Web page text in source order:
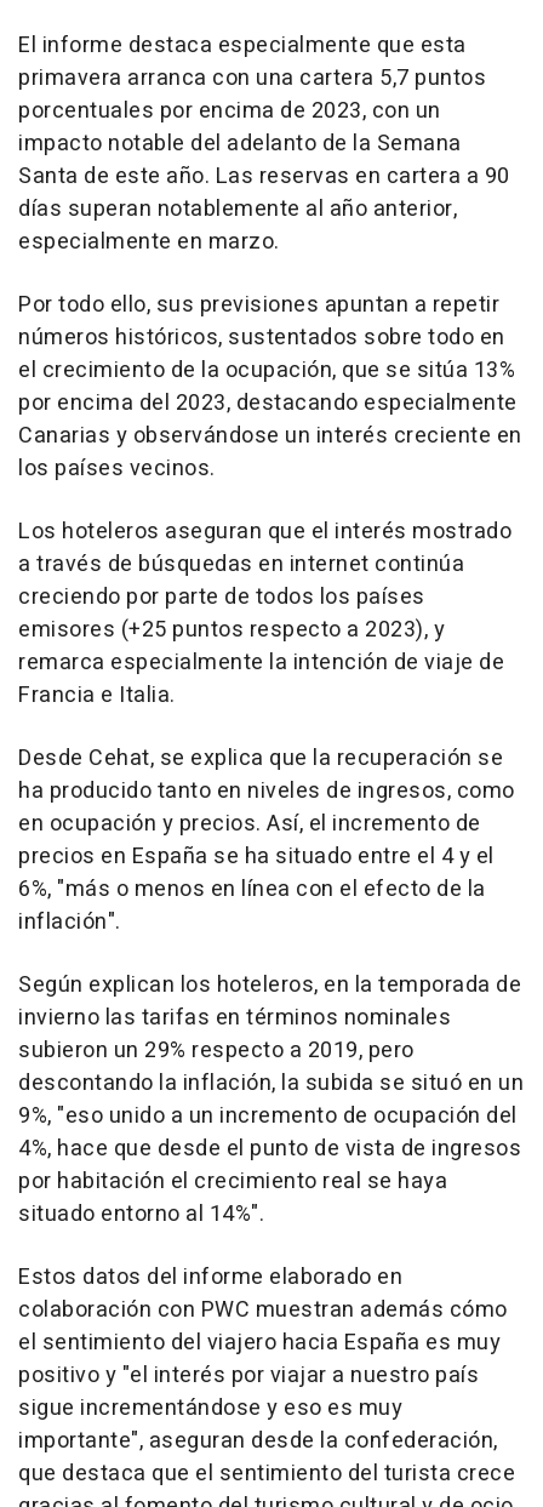
El informe destaca especialmente que esta
primavera arranca con una cartera 5,7 puntos
porcentuales por encima de 2023, con un
impacto notable del adelanto de la Semana
Santa de este año. Las reservas en cartera a 90
días superan notablemente al año anterior,
especialmente en marzo.
Por todo ello, sus previsiones apuntan a repetir
números históricos, sustentados sobre todo en
el crecimiento de la ocupación, que se sitúa 13%
por encima del 2023, destacando especialmente
Canarias y observándose un interés creciente en
los países vecinos.
Los hoteleros aseguran que el interés mostrado
a través de búsquedas en internet continúa
creciendo por parte de todos los países
emisores (+25 puntos respecto a 2023), y
remarca especialmente la intención de viaje de
Francia e Italia.
Desde Cehat, se explica que la recuperación se
ha producido tanto en niveles de ingresos, como
en ocupación y precios. Así, el incremento de
precios en España se ha situado entre el 4 y el
6%, "más o menos en línea con el efecto de la
inflación".
Según explican los hoteleros, en la temporada de
invierno las tarifas en términos nominales
subieron un 29% respecto a 2019, pero
descontando la inflación, la subida se situó en un
9%, "eso unido a un incremento de ocupación del
4%, hace que desde el punto de vista de ingresos
por habitación el crecimiento real se haya
situado entorno al 14%".
Estos datos del informe elaborado en
colaboración con PWC muestran además cómo
el sentimiento del viajero hacia España es muy
positivo y "el interés por viajar a nuestro país
sigue incrementándose y eso es muy
importante", aseguran desde la confederación,
que destaca que el sentimiento del turista crece